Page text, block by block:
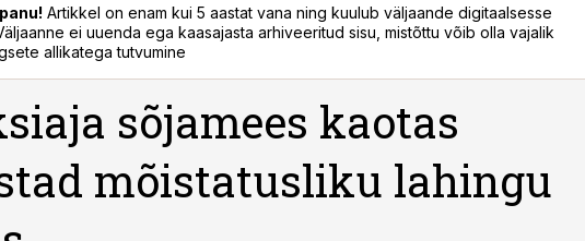
Artikkel on enam kui 5 aastat vana ning kuulub väljaande digitaalsesse
ei uuenda ega kaasajasta arhiveeritud sisu, mistõttu võib olla vajalik
allikatega tutvumine
sõjamees kaotas
mõistatusliku lahingu